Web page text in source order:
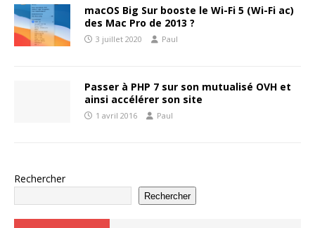
macOS Big Sur booste le Wi-Fi 5 (Wi-Fi ac)
des Mac Pro de 2013 ?
3 juillet 2020 Paul
Passer à PHP 7 sur son mutualisé OVH et
ainsi accélérer son site
1 avril 2016 Paul
Rechercher
Rechercher